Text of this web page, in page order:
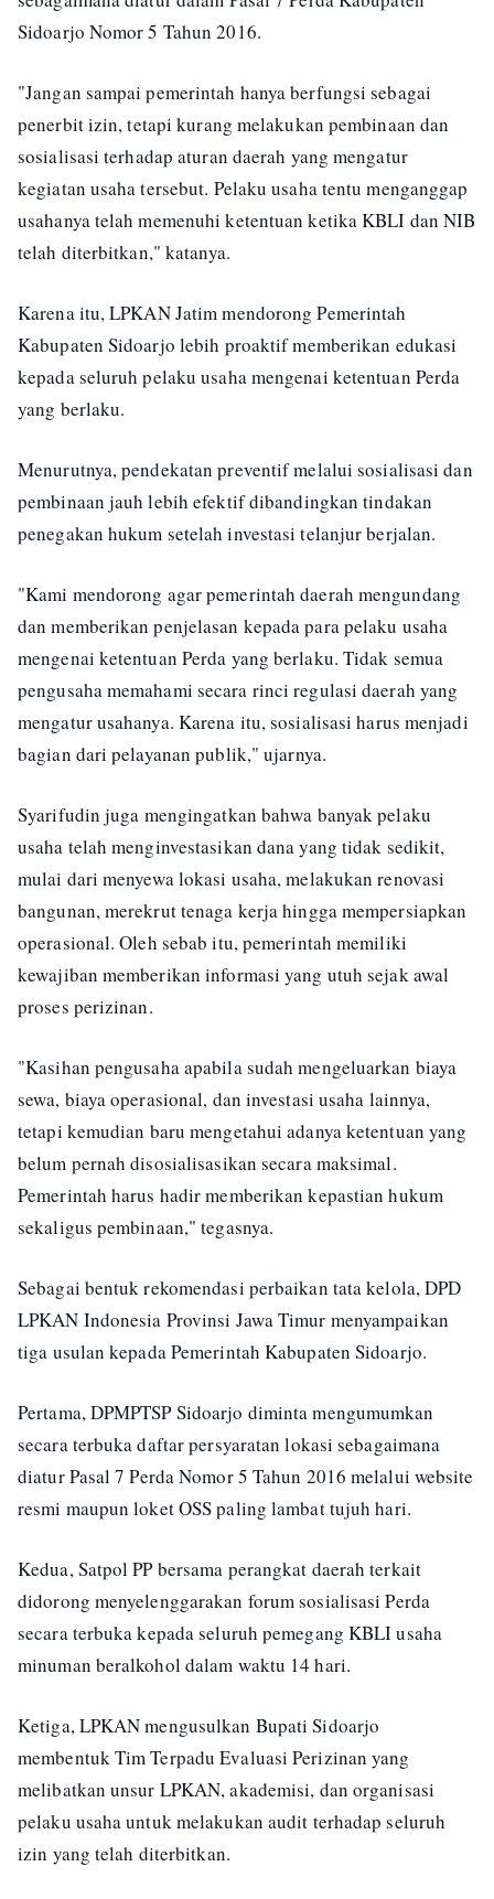
Sidoarjo Nomor 5 Tahun 2016.
"Jangan sampai pemerintah hanya berfungsi sebagai
penerbit izin, tetapi kurang melakukan pembinaan dan
sosialisasi terhadap aturan daerah yang mengatur
kegiatan usaha tersebut. Pelaku usaha tentu menganggap
usahanya telah memenuhi ketentuan ketika KBLI dan NIB
telah diterbitkan," katanya.
Karena itu, LPKAN Jatim mendorong Pemerintah
Kabupaten Sidoarjo lebih proaktif memberikan edukasi
kepada seluruh pelaku usaha mengenai ketentuan Perda
yang berlaku.
Menurutnya, pendekatan preventif melalui sosialisasi dan
pembinaan jauh lebih efektif dibandingkan tindakan
penegakan hukum setelah investasi telanjur berjalan.
"Kami mendorong agar pemerintah daerah mengundang
dan memberikan penjelasan kepada para pelaku usaha
mengenai ketentuan Perda yang berlaku. Tidak semua
pengusaha memahami secara rinci regulasi daerah yang
mengatur usahanya. Karena itu, sosialisasi harus menjadi
bagian dari pelayanan publik," ujarnya.
Syarifudin juga mengingatkan bahwa banyak pelaku
usaha telah menginvestasikan dana yang tidak sedikit,
mulai dari menyewa lokasi usaha, melakukan renovasi
bangunan, merekrut tenaga kerja hingga mempersiapkan
operasional. Oleh sebab itu, pemerintah memiliki
kewajiban memberikan informasi yang utuh sejak awal
proses perizinan.
"Kasihan pengusaha apabila sudah mengeluarkan biaya
sewa, biaya operasional, dan investasi usaha lainnya,
tetapi kemudian baru mengetahui adanya ketentuan yang
belum pernah disosialisasikan secara maksimal.
Pemerintah harus hadir memberikan kepastian hukum
sekaligus pembinaan," tegasnya.
Sebagai bentuk rekomendasi perbaikan tata kelola, DPD
LPKAN Indonesia Provinsi Jawa Timur menyampaikan
tiga usulan kepada Pemerintah Kabupaten Sidoarjo.
Pertama, DPMPTSP Sidoarjo diminta mengumumkan
secara terbuka daftar persyaratan lokasi sebagaimana
diatur Pasal 7 Perda Nomor 5 Tahun 2016 melalui website
resmi maupun loket OSS paling lambat tujuh hari.
Kedua, Satpol PP bersama perangkat daerah terkait
didorong menyelenggarakan forum sosialisasi Perda
secara terbuka kepada seluruh pemegang KBLI usaha
minuman beralkohol dalam waktu 14 hari.
Ketiga, LPKAN mengusulkan Bupati Sidoarjo
membentuk Tim Terpadu Evaluasi Perizinan yang
melibatkan unsur LPKAN, akademisi, dan organisasi
pelaku usaha untuk melakukan audit terhadap seluruh
izin yang telah diterbitkan.